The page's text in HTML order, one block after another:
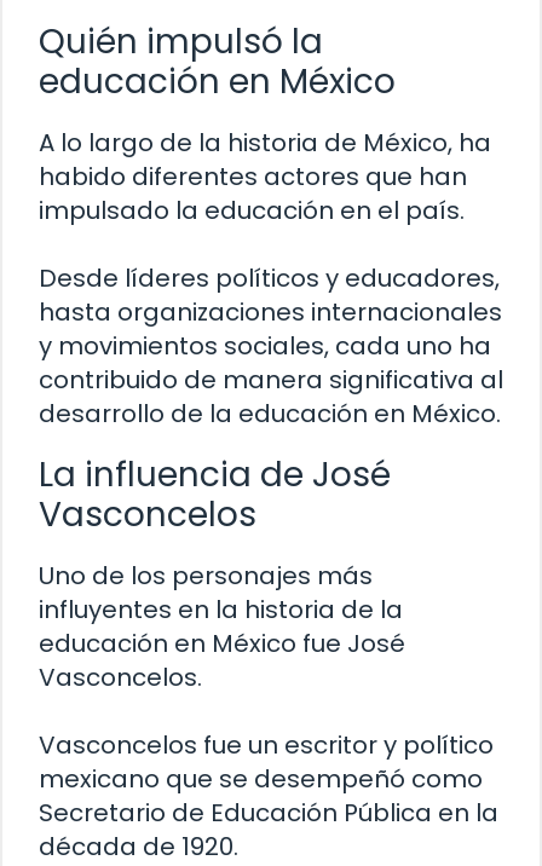
Quién impulsó la
educación en México
A lo largo de la historia de México, ha
habido diferentes actores que han
impulsado la educación en el país.
Desde líderes políticos y educadores,
hasta organizaciones internacionales
y movimientos sociales, cada uno ha
contribuido de manera significativa al
desarrollo de la educación en México.
La influencia de José
Vasconcelos
Uno de los personajes más
influyentes en la historia de la
educación en México fue José
Vasconcelos.
Vasconcelos fue un escritor y político
mexicano que se desempeñó como
Secretario de Educación Pública en la
década de 1920.